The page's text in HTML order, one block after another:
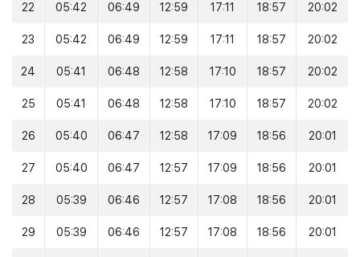
22 05:42 06:49 12:59 17:11 18:57 20:02
23 05:42 06:49 12:59 17:11 18:57 20:02
24 05:41 06:48 12:58 17:10 18:57 20:02
25 05:41 06:48 12:58 17:10 18:57 20:02
26 05:40 06:47 12:58 17:09 18:56 20:01
27 05:40 06:47 12:57 17:09 18:56 20:01
28 05:39 06:46 12:57 17:08 18:56 20:01
29 05:39 06:46 12:57 17:08 18:56 20:01